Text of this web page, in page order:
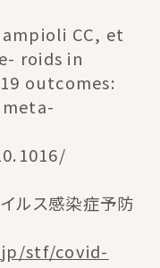
CC, et
roids in
outcomes:
ルス感染症予防
stf/covid-